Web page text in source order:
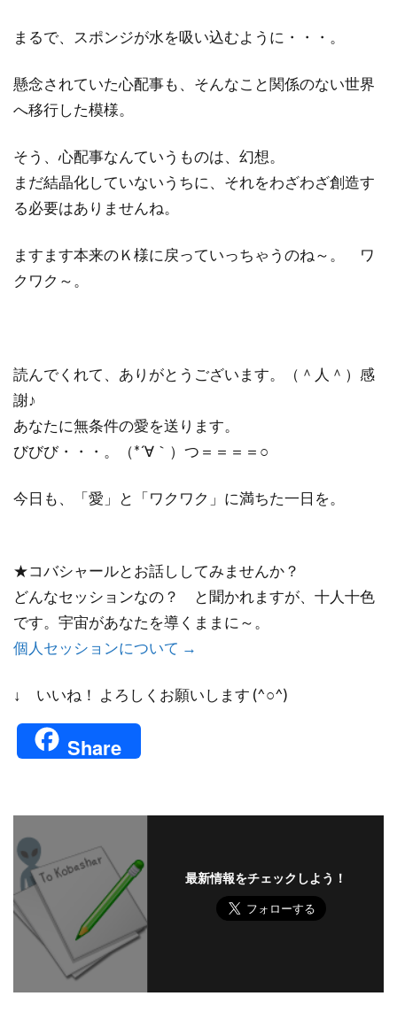
まるで、スポンジが水を吸い込むように・・・。
懸念されていた心配事も、そんなこと関係のない世界
へ移行した模様。
そう、心配事なんていうものは、幻想。
まだ結晶化していないうちに、それをわざわざ創造す
る必要はありませんね。
ますます本来のＫ様に戻っていっちゃうのね～。 ワ
クワク～。
読んでくれて、ありがとうございます。（＾人＾）感
謝♪
あなたに無条件の愛を送ります。
びびび・・・。（*´∀｀）つ＝＝＝＝○
今日も、「愛」と「ワクワク」に満ちた一日を。
★コバシャールとお話ししてみませんか？
どんなセッションなの？ と聞かれますが、十人十色
です。宇宙があなたを導くままに～。
個人セッションについて →
↓ いいね！ よろしくお願いします (^○^)
Share
最新情報をチェックしよう！